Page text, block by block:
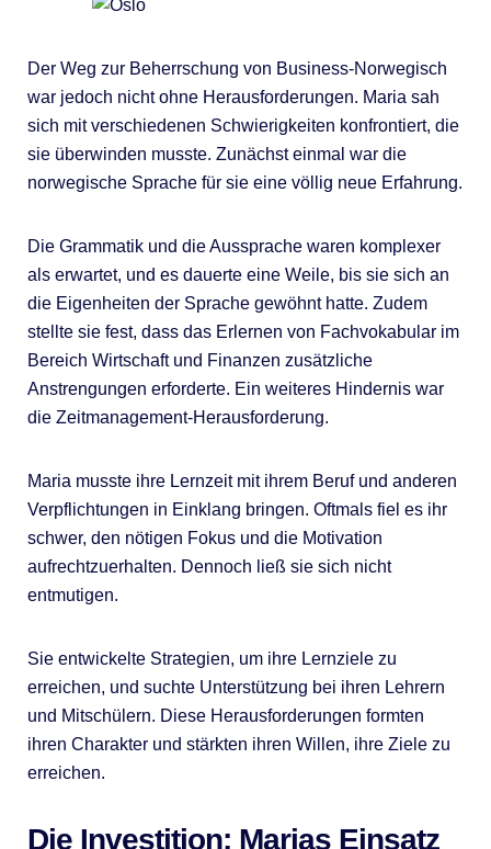
Der Weg zur Beherrschung von Business-Norwegisch
war jedoch nicht ohne Herausforderungen. Maria sah
sich mit verschiedenen Schwierigkeiten konfrontiert, die
sie überwinden musste. Zunächst einmal war die
norwegische Sprache für sie eine völlig neue Erfahrung.
Die Grammatik und die Aussprache waren komplexer
als erwartet, und es dauerte eine Weile, bis sie sich an
die Eigenheiten der Sprache gewöhnt hatte. Zudem
stellte sie fest, dass das Erlernen von Fachvokabular im
Bereich Wirtschaft und Finanzen zusätzliche
Anstrengungen erforderte. Ein weiteres Hindernis war
die Zeitmanagement-Herausforderung.
Maria musste ihre Lernzeit mit ihrem Beruf und anderen
Verpflichtungen in Einklang bringen. Oftmals fiel es ihr
schwer, den nötigen Fokus und die Motivation
aufrechtzuerhalten. Dennoch ließ sie sich nicht
entmutigen.
Sie entwickelte Strategien, um ihre Lernziele zu
erreichen, und suchte Unterstützung bei ihren Lehrern
und Mitschülern. Diese Herausforderungen formten
ihren Charakter und stärkten ihren Willen, ihre Ziele zu
erreichen.
Die Investition: Marias Einsatz